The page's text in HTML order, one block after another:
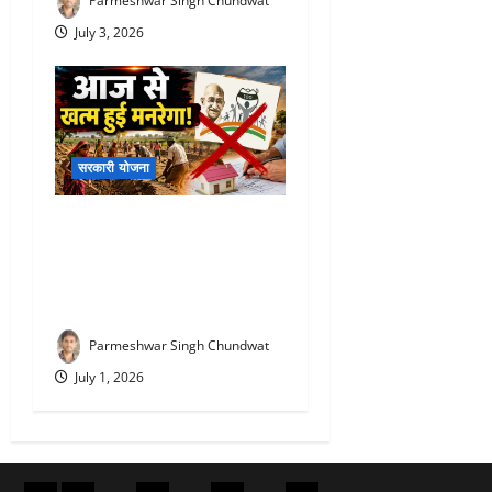
July 3, 2026
सरकारी योजना
Parmeshwar Singh Chundwat
July 1, 2026